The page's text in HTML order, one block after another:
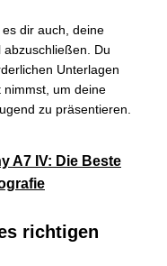
dir auch, deine
Du
Unterlagen
um deine
zu präsentieren.
A7 IV: Die Beste
richtigen